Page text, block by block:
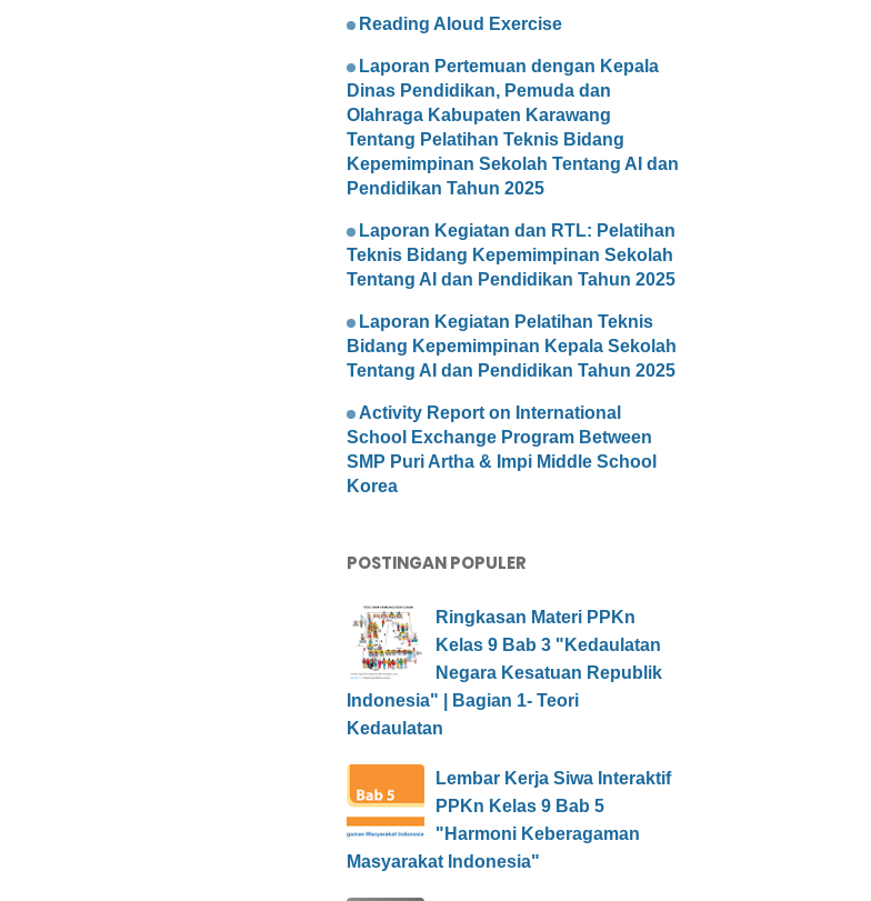
Reading Aloud Exercise
Laporan Pertemuan dengan Kepala
Dinas Pendidikan, Pemuda dan
Olahraga Kabupaten Karawang
Tentang Pelatihan Teknis Bidang
Kepemimpinan Sekolah Tentang AI dan
Pendidikan Tahun 2025
Laporan Kegiatan dan RTL: Pelatihan
Teknis Bidang Kepemimpinan Sekolah
Tentang AI dan Pendidikan Tahun 2025
Laporan Kegiatan Pelatihan Teknis
Bidang Kepemimpinan Kepala Sekolah
Tentang AI dan Pendidikan Tahun 2025
Activity Report on International
School Exchange Program Between
SMP Puri Artha & Impi Middle School
Korea
POSTINGAN POPULER
Ringkasan Materi PPKn
Kelas 9 Bab 3 "Kedaulatan
Negara Kesatuan Republik
Indonesia" | Bagian 1- Teori
Kedaulatan
Lembar Kerja Siwa Interaktif
PPKn Kelas 9 Bab 5
"Harmoni Keberagaman
Masyarakat Indonesia"